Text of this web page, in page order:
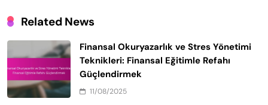
Related News
Finansal Okuryazarlık ve Stres Yönetimi
Teknikleri: Finansal Eğitimle Refahı
Güçlendirmek
11/08/2025